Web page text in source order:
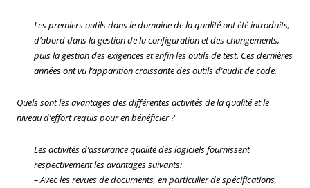
Les premiers outils dans le domaine de la qualité ont été introduits,
d’abord dans la gestion de la configuration et des changements,
puis la gestion des exigences et enfin les outils de test. Ces dernières
années ont vu l’apparition croissante des outils d’audit de code.
Quels sont les avantages des différentes activités de la qualité et le
niveau d’effort requis pour en bénéficier ?
Les activités d’assurance qualité des logiciels fournissent
respectivement les avantages suivants:
– Avec les revues de documents, en particulier de spécifications,